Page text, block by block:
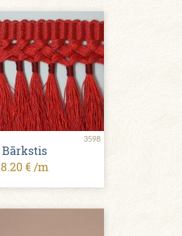
3598
Bārkstis
8.20 € /m